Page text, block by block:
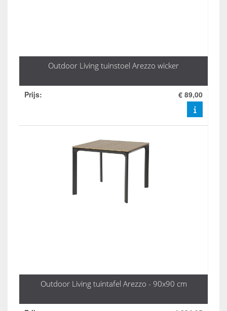
Outdoor Living tuinstoel Arezzo wicker
Prijs: € 89,00
Outdoor Living tuintafel Arezzo - 90x90 cm